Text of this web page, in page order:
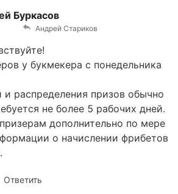
Буркасов
Андрей Стариков
у букмекера с понедельника
и распределения призов обычно
не более 5 рабочих дней.
дополнительно по мере
о начислении фрибетов
Ответить